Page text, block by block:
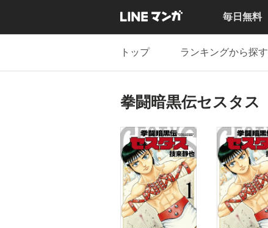
毎日無料
トップ ランキングから探す
拳闘暗黒伝セスタス